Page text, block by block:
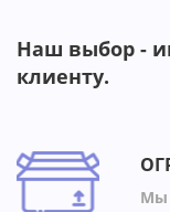
Наш выбор -
клиенту.
Мы